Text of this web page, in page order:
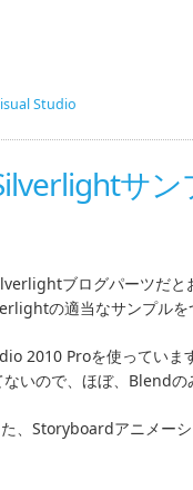
Studio
サ
ブログパーツだと
の適当なサンプルを
2010 Proを使っていま
いので、ほぼ、Blendの
、Storyboardアニメー